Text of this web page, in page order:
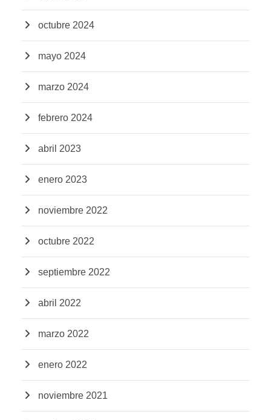
octubre 2024
mayo 2024
marzo 2024
febrero 2024
abril 2023
enero 2023
noviembre 2022
octubre 2022
septiembre 2022
abril 2022
marzo 2022
enero 2022
noviembre 2021